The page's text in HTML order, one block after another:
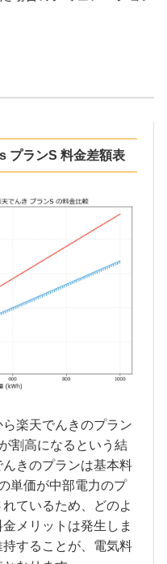
プランS 料金差額表
ら楽天でんきのプラン
割高になるという結
きのプランは基本料
単価が中部電力のプ
ているため、どのよ
メリットは発生しま
することが、電気料